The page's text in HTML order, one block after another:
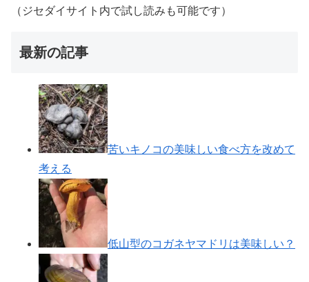
（ジセダイサイト内で試し読みも可能です）
最新の記事
苦いキノコの美味しい食べ方を改めて
考える
低山型のコガネヤマドリは美味しい？